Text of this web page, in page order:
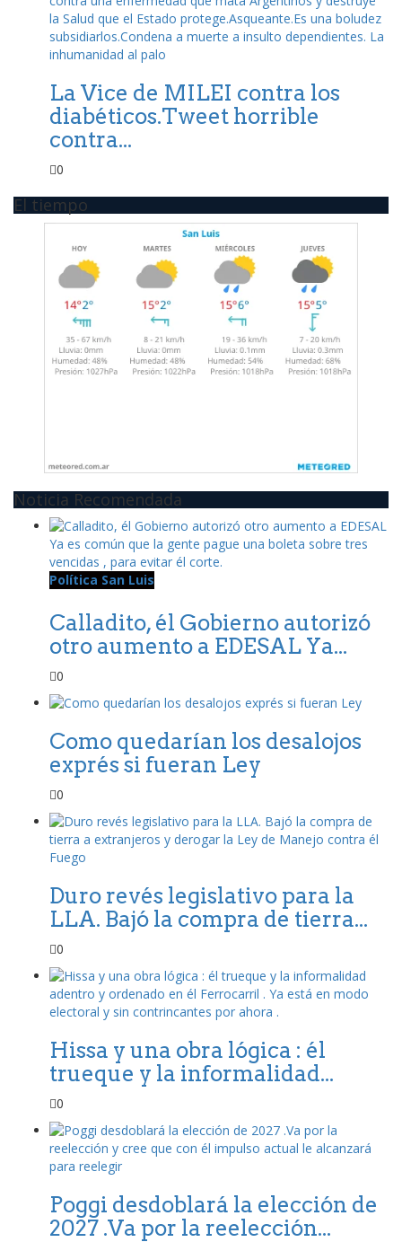
La Vice de MILEI contra los
diabéticos.Tweet horrible
contra...
0
El tiempo
Noticia Recomendada
Política San Luis
Calladito, él Gobierno autorizó
otro aumento a EDESAL Ya...
0
Como quedarían los desalojos
exprés si fueran Ley
0
Duro revés legislativo para la
LLA. Bajó la compra de tierra...
0
Hissa y una obra lógica : él
trueque y la informalidad...
0
Poggi desdoblará la elección de
2027 .Va por la reelección...